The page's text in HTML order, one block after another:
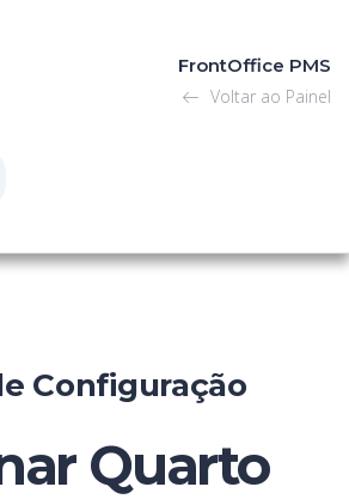
FrontOffice PMS
Voltar ao Painel
Configuração
Quarto